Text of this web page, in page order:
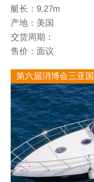
艇长：9.27m
产地：美国
交货周期：
售价：面议
第六届消博会三亚